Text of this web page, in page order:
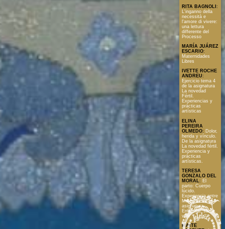
RITA BAGNOLI :
L'inganno della
necessità e
l'amore di vivere:
una lettura
differente del
Processo
MARÍA JUÁREZ
ESCARIO:
Maternidades
Libres
IVETTE ROCHE
ANDREU:
Ejercicio tema 4
de la asignatura
La novedad
Fértil.
Experiencias y
prácticas
artísticas
ELINA
PEREIRA
OLMEDO: Dolor,
herida y vínculo.
De la asignatura
La novedad fértil.
Experiencia y
prácticas
artísticas.
TERESA
GONZALO DEL
MORAL : El
parto: Cuerpo
lúcido.
Experiencia entre
Mujeres. De la
asignatura
Enfermar, sanar,
vivir
MAITE